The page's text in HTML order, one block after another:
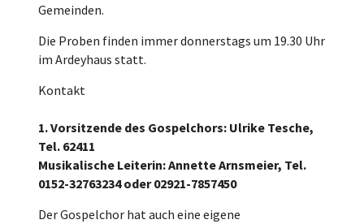
Gemeinden.
Die Proben finden immer donnerstags um 19.30 Uhr
im Ardeyhaus statt.
Kontakt
1. Vorsitzende des Gospelchors: Ulrike Tesche,
Tel. 62411
Musikalische Leiterin: Annette Arnsmeier, Tel.
0152-32763234 oder 02921-7857450
Der Gospelchor hat auch eine eigene